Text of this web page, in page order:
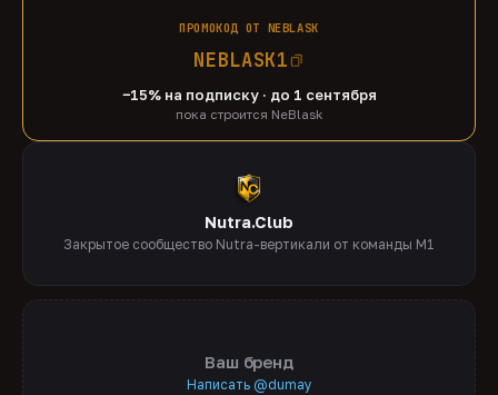
ПРОМОКОД ОТ NEBLASK
NEBLASK1
−15% на подписку · до 1 сентября
пока строится NeBlask
Nutra.Club
Закрытое сообщество Nutra-вертикали от команды M1
Ваш бренд
Написать @dumay